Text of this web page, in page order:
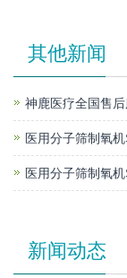
其他新闻
神鹿医疗全国售
医用分子筛制氧
医用分子筛制氧
新闻动态